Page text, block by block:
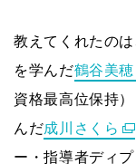
教えてくれたの
を学んだ鶴谷美穂
資格最高位保持
んだ成川さくら
ー・指導者ディプ